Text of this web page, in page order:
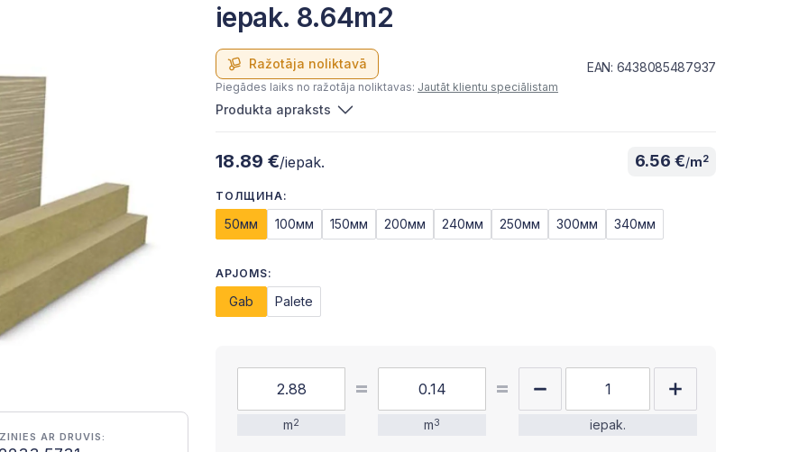
AR DRUVIS:
iepak. 8.64m2
Ražotāja noliktavā EAN: 6438085487937
Piegādes laiks no ražotāja noliktavas: Jautāt klientu speciālistam
Produkta apraksts
18.89 €/iepak. 6.56 €/m2
ТОЛЩИНА:
50мм 100мм 150мм 200мм 240мм 250мм 300мм 340мм
APJOMS:
Gab Palete
m2 m3 iepak.